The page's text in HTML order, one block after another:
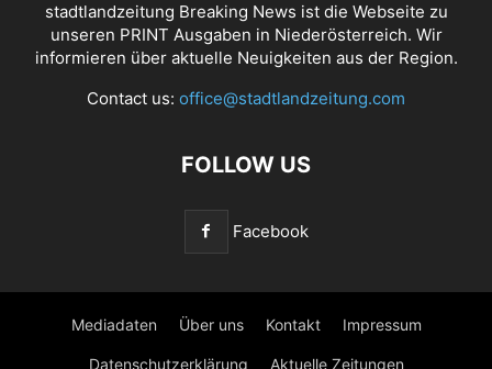
stadtlandzeitung Breaking News ist die Webseite zu
unseren PRINT Ausgaben in Niederösterreich. Wir
informieren über aktuelle Neuigkeiten aus der Region.
Contact us: office@stadtlandzeitung.com
FOLLOW US
Facebook
Mediadaten Über uns Kontakt Impressum
Datenschutzerklärung Aktuelle Zeitungen